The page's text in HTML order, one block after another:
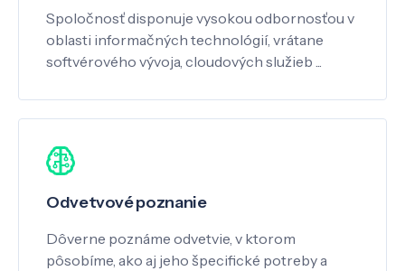
Spoločnosť disponuje vysokou odbornosťou v
oblasti informačných technológií, vrátane
softvérového vývoja, cloudových služieb ...
Odvetvové poznanie
Dôverne poznáme odvetvie, v ktorom
pôsobíme, ako aj jeho špecifické potreby a